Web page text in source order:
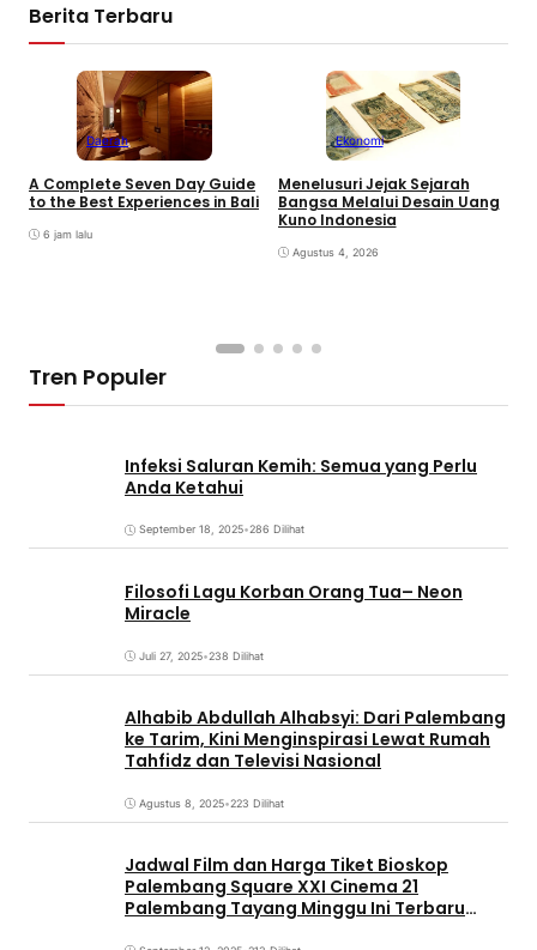
Berita Terbaru
Daerah
A Complete Seven Day Guide
to the Best Experiences in Bali
6 jam lalu
Ekonomi
Menelusuri Jejak Sejarah
Bangsa Melalui Desain Uang
Kuno Indonesia
Agustus 4, 2026
Tren Populer
Infeksi Saluran Kemih: Semua yang Perlu
Anda Ketahui
September 18, 2025•286 Dilihat
Filosofi Lagu Korban Orang Tua– Neon
Miracle
Juli 27, 2025•238 Dilihat
Alhabib Abdullah Alhabsyi: Dari Palembang
ke Tarim, Kini Menginspirasi Lewat Rumah
Tahfidz dan Televisi Nasional
Agustus 8, 2025•223 Dilihat
Jadwal Film dan Harga Tiket Bioskop
Palembang Square XXI Cinema 21
Palembang Tayang Minggu Ini Terbaru